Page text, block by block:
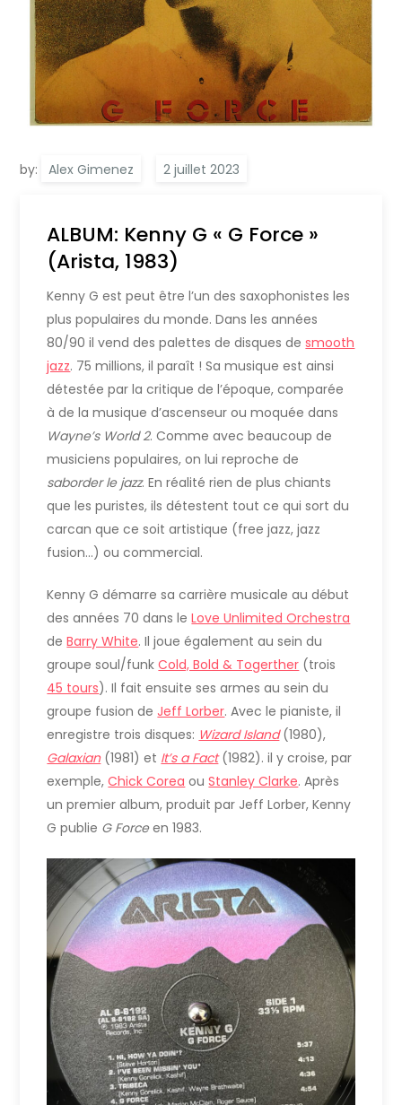
by: Alex Gimenez
ALBUM: Kenny G « G Force »
(Arista, 1983)
Kenny G est peut être l’un des saxophonistes les
plus populaires du monde. Dans les années
80/90 il vend des palettes de disques desmooth
jazz. 75 millions, il paraît ! Sa musique est ainsi
détestée par la critique de l’époque, comparée
à de la musique d’ascenseur ou moquée dans
Wayne’s World 2. Comme avec beaucoup de
musiciens populaires, on lui reproche de
saborder le jazz. En réalité rien de plus chiants
que les puristes, ils détestent tout ce qui sort du
carcan que ce soit artistique (free jazz, jazz
fusion…) ou commercial.
Kenny G démarre sa carrière musicale au début
des années 70 dans leLove Unlimited Orchestra
deBarry White. Il joue également au sein du
groupe soul/funkCold, Bold & Togerther (trois
45 tours). Il fait ensuite ses armes au sein du
groupe fusion deJeff Lorber. Avec le pianiste, il
enregistre trois disques: Wizard Island (1980),
Galaxian (1981) et It’s a Fact (1982). il y croise, par
exemple,Chick Corea ouStanley Clarke. Après
un premier album, produit par Jeff Lorber, Kenny
G publie G Forceen 1983.